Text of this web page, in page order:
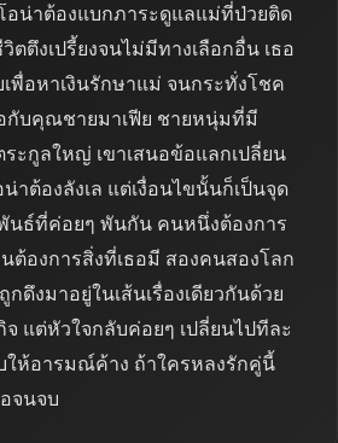
น่าต้องแบกภาระดูแลแม่ที่ป่วยติด
วิตตึงเปรี้ยงจนไม่มีทางเลือกอื่น เธอ
พื่อหาเงินรักษาแม่ จนกระทั่งโชค
กับคุณชายมาเฟีย ชายหนุ่มที่มี
ะกูลใหญ่ เขาเสนอข้อแลกเปลี่ยน
าต้องลังเล แต่เงื่อนไขนั้นก็เป็นจุด
นธ์ที่ค่อยๆ พันกัน คนหนึ่งต้องการ
ต้องการสิ่งที่เธอมี สองคนสองโลก
ดึงมาอยู่ในเส้นเรื่องเดียวกันด้วย
แต่หัวใจกลับค่อยๆ เปลี่ยนไปทีละ
ห้อารมณ์ค้าง ถ้าใครหลงรักคู่นี้
จนจบ